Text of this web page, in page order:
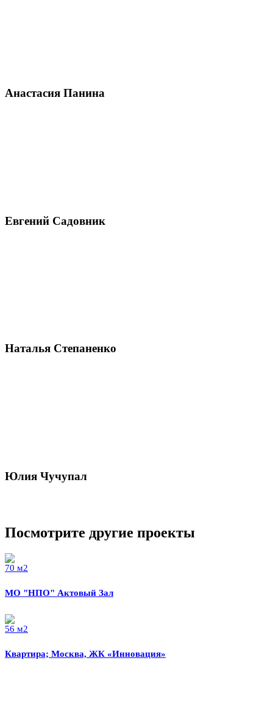
Анастасия Панина
Евгений Садовник
Наталья Степаненко
Юлия Чучупал
Посмотрите другие проекты
70 м2
МО "НПО" Актовый Зал
56 м2
Квартира; Москва, ЖК «Инновация»